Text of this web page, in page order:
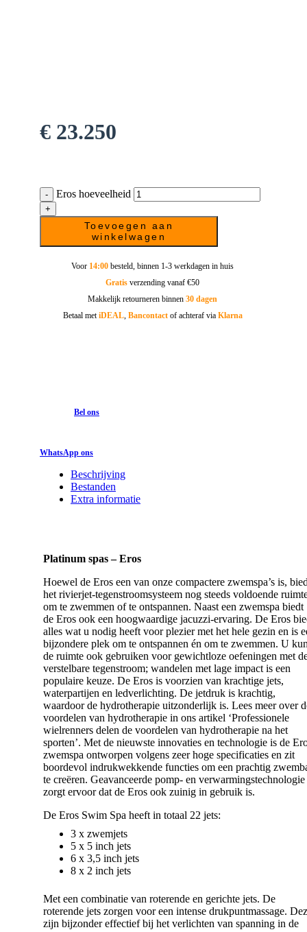
€ 23.250
Eros hoeveelheid
Toevoegen aan
winkelwagen
Voor 14:00 besteld, binnen 1-3 werkdagen in huis
Gratis verzending vanaf €50
Makkelijk retourneren binnen 30 dagen
Betaal metiDEAL, Bancontact of achteraf via Klarna
Bel ons
WhatsApp ons
Beschrijving
Bestanden
Extra informatie
Platinum spas – Eros
Hoewel de Eros een van onze compactere zwemspa’s is,
het rivierjet-tegenstroomsysteem nog steeds voldoende
om te zwemmen of te ontspannen. Naast een zwemspa biedt
de Eros ook een hoogwaardige jacuzzi-ervaring. De Eros
alles wat u nodig heeft voor plezier met het hele gezin en is
bijzondere plek om te ontspannen én om te zwemmen. U
de ruimte ook gebruiken voor gewichtloze oefeningen met
verstelbare tegenstroom; wandelen met lage impact is een
populaire keuze. De Eros is voorzien van krachtige jets,
waterpartijen en ledverlichting. De jetdruk is krachtig,
waardoor de hydrotherapie uitzonderlijk is. Lees meer over
voordelen van hydrotherapie in ons artikel ‘Professionele
wielrenners delen de voordelen van hydrotherapie na het
sporten’. Met de nieuwste innovaties en technologie is de
zwemspa ontworpen volgens zeer hoge specificaties en zit
boordevol indrukwekkende functies om een ​​prachtig
te creëren. Geavanceerde pomp- en verwarmingstechnologie
zorgt ervoor dat de Eros ook zuinig in gebruik is.
De Eros Swim Spa heeft in totaal 22 jets:
3 x zwemjets
5 x 5 inch jets
6 x 3,5 inch jets
8 x 2 inch jets
Met een combinatie van roterende en gerichte jets. De
roterende jets zorgen voor een intense drukpuntmassage.
zijn bijzonder effectief bij het verlichten van spanning in de